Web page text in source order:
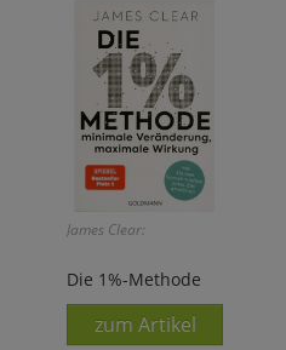
James Clear:
Die 1%-Methode
zum Artikel